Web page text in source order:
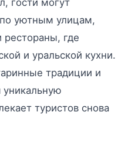
по уютным улицам,
рестораны, где
и уральской кухни.
традиции и
уникальную
туристов снова